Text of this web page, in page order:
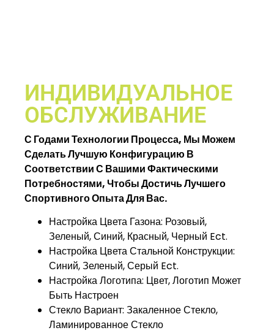
ИНДИВИДУАЛЬНОЕ
ОБСЛУЖИВАНИЕ
С Годами Технологии Процесса, Мы Можем
Сделать Лучшую Конфигурацию В
Соответствии С Вашими Фактическими
Потребностями, Чтобы Достичь Лучшего
Спортивного Опыта Для Вас.
Настройка Цвета Газона: Розовый,
Зеленый, Синий, Красный, Черный Ect.
Настройка Цвета Стальной Конструкции:
Синий, Зеленый, Серый Ect.
Настройка Логотипа: Цвет, Логотип Может
Быть Настроен
Стекло Вариант: Закаленное Стекло,
Ламинированное Стекло